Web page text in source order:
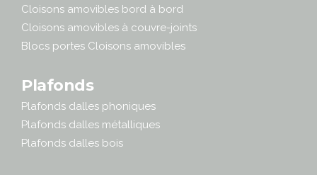
Cloisons amovibles bord à bord
Cloisons amovibles à couvre-joints
Blocs portes Cloisons amovibles
Plafonds
Plafonds dalles phoniques
Plafonds dalles métalliques
Plafonds dalles bois